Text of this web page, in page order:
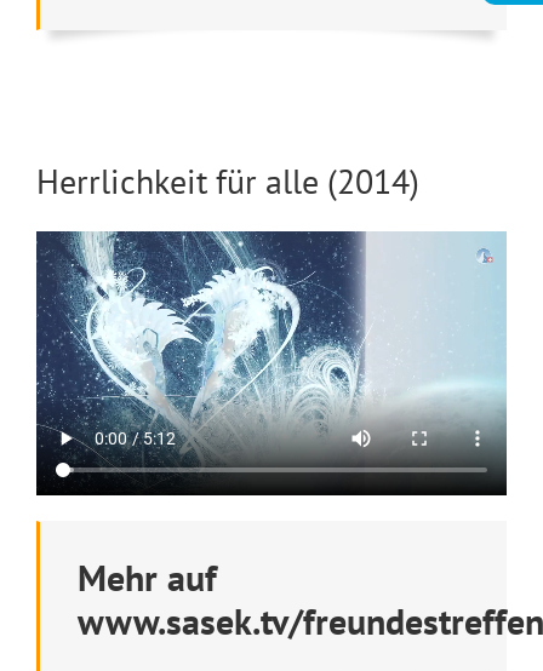
Herrlichkeit für alle (2014)
Mehr auf
www.sasek.tv/